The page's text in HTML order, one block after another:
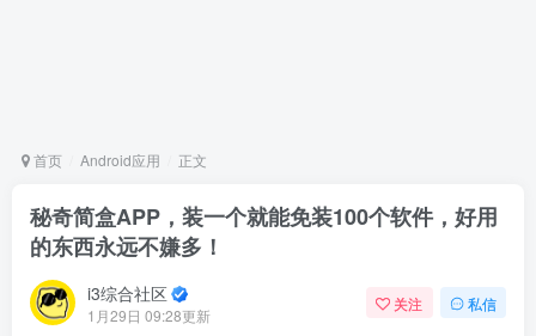
首页 Android应用 正文
秘奇简盒APP，装一个就能免装100个软件，好用
的东西永远不嫌多！
i3综合社区
1月29日 09:28更新
关注 私信